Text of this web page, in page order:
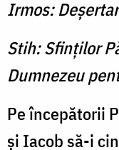
Irmos:
Stih: Sfinţilor
Dumnezeu
Pe începătorii
şi Iacob să-i